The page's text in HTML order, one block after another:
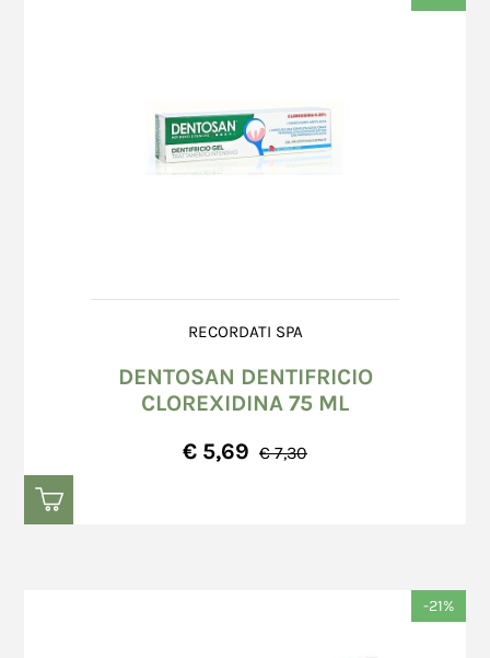
RECORDATI SPA
DENTOSAN DENTIFRICIO
CLOREXIDINA 75 ML
€ 5,69 € 7,30
-21%